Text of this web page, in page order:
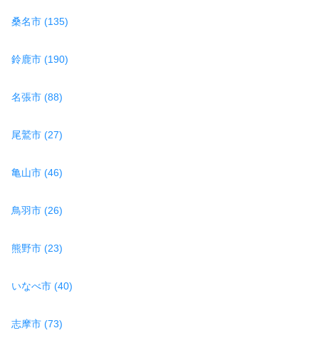
桑名市 (135)
鈴鹿市 (190)
名張市 (88)
尾鷲市 (27)
亀山市 (46)
鳥羽市 (26)
熊野市 (23)
いなべ市 (40)
志摩市 (73)